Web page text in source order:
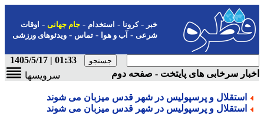
-کرونا-استخدام- جام جهانی-اوقات
شرعی-آب و هوا-تماس-ویدئوهای ورزشی
01:33 | 1405/5/17
سرخابی های پایتخت - صفحه دوم
سرویسها
استقلال و پرسپولیس در شهر قدس میزبان می شوند
استقلال و پرسپولیس در شهر قدس میزبان می شوند